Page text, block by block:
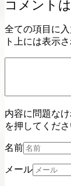
コメント
全ての項目に
ト上には表示さ
内容に問題な
を押してくださ
名前
メール